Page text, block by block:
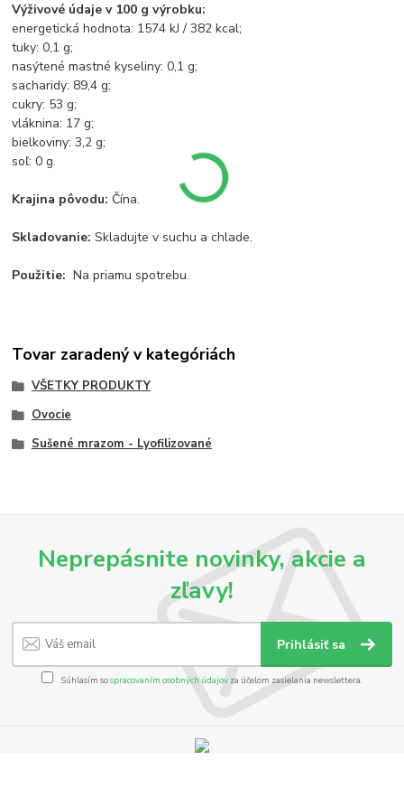
Výživové údaje v 100 g výrobku:
energetická hodnota: 1574 kJ / 382 kcal;
tuky: 0,1 g;
nasýtené mastné kyseliny: 0,1 g;
sacharidy: 89,4 g;
cukry: 53 g;
vláknina: 17 g;
bielkoviny: 3,2 g;
soľ: 0 g.
Krajina pôvodu: Čína.
Skladovanie: Skladujte v suchu a chlade.
Použitie: Na priamu spotrebu.
Tovar zaradený v kategóriách
VŠETKY PRODUKTY
Ovocie
Sušené mrazom - Lyofilizované
Neprepásnite novinky, akcie a
zľavy!
Prihlásiť sa
Súhlasím sospracovaním osobných údajov za účelom zasielania newslettera.